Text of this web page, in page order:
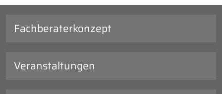
Fachberaterkonzept
Veranstaltungen